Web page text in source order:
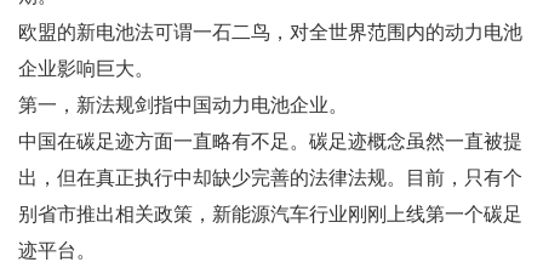
欧盟的新电池法可谓一石二鸟，对全世界范围内的动力电池
企业影响巨大。
第一，新法规剑指中国动力电池企业。
中国在碳足迹方面一直略有不足。碳足迹概念虽然一直被提
出，但在真正执行中却缺少完善的法律法规。目前，只有个
别省市推出相关政策，新能源汽车行业刚刚上线第一个碳足
迹平台。